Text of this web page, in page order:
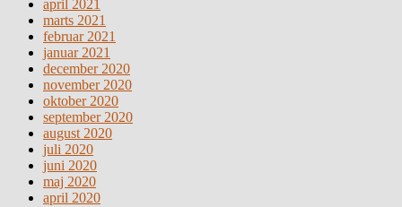
april 2021
marts 2021
februar 2021
januar 2021
december 2020
november 2020
oktober 2020
september 2020
august 2020
juli 2020
juni 2020
maj 2020
april 2020